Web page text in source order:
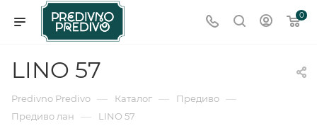
0
LINO 57
Predivno Predivo — Каталог — Предиво —
Предиво лан — LINO 57